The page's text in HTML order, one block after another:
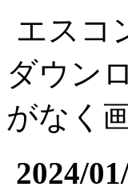
エスコ
ダウン
がなく
2024/